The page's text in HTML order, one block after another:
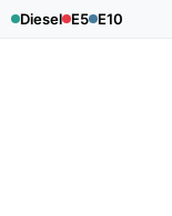
Diesel E5 E10